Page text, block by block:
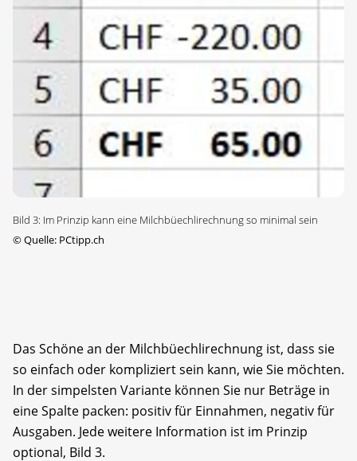
Bild 3: Im Prinzip kann eine Milchbüechlirechnung so minimal sein
©Quelle: PCtipp.ch
Das Schöne an der Milchbüechlirechnung ist, dass sie
so einfach oder kompliziert sein kann, wie Sie möchten.
In der simpelsten Variante können Sie nur Beträge in
eine Spalte packen: positiv für Einnahmen, negativ für
Ausgaben. Jede weitere Information ist im Prinzip
optional, Bild 3.